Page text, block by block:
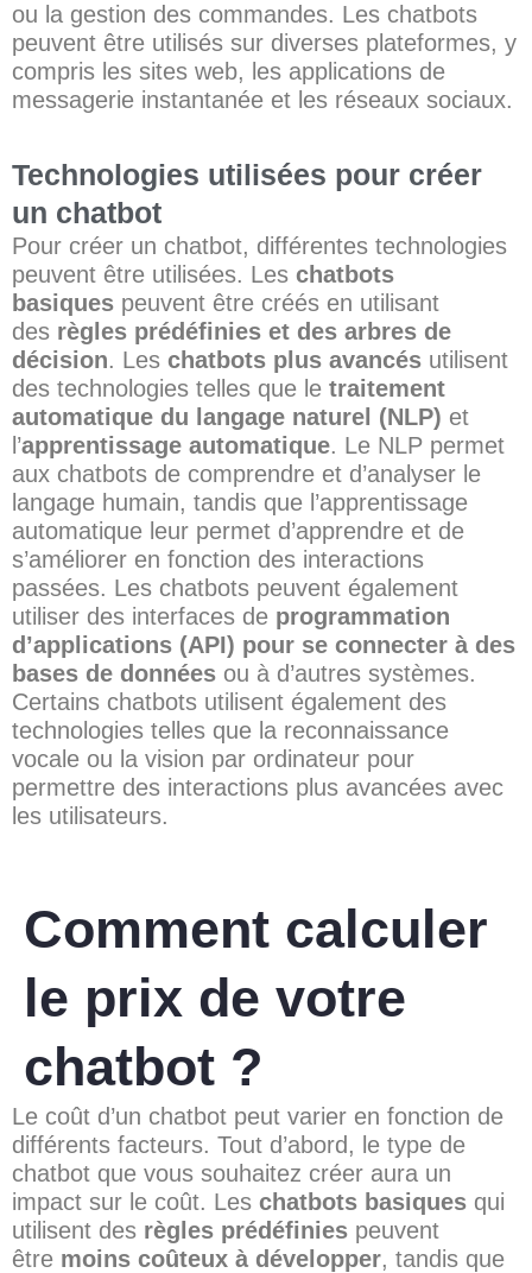
ou la gestion des commandes. Les chatbots
peuvent être utilisés sur diverses plateformes, y
compris les sites web, les applications de
messagerie instantanée et les réseaux sociaux.
Technologies utilisées pour créer
un chatbot
Pour créer un chatbot, différentes technologies
peuvent être utilisées. Les chatbots
basiques peuvent être créés en utilisant
des règles prédéfinies et des arbres de
décision. Les chatbots plus avancés utilisent
des technologies telles que le traitement
automatique du langage naturel (NLP) et
l’apprentissage automatique. Le NLP permet
aux chatbots de comprendre et d’analyser le
langage humain, tandis que l’apprentissage
automatique leur permet d’apprendre et de
s’améliorer en fonction des interactions
passées. Les chatbots peuvent également
utiliser des interfaces de programmation
d’applications (API) pour se connecter à des
bases de données ou à d’autres systèmes.
Certains chatbots utilisent également des
technologies telles que la reconnaissance
vocale ou la vision par ordinateur pour
permettre des interactions plus avancées avec
les utilisateurs.
Comment calculer
le prix de votre
chatbot ?
Le coût d’un chatbot peut varier en fonction de
différents facteurs. Tout d’abord, le type de
chatbot que vous souhaitez créer aura un
impact sur le coût. Les chatbots basiques qui
utilisent des règles prédéfinies peuvent
être moins coûteux à développer, tandis que